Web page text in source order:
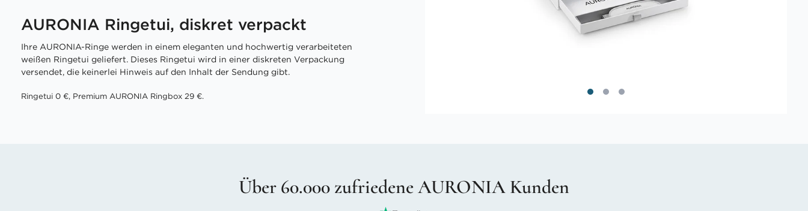
AURONIA Ringetui, diskret verpackt
Ihre AURONIA-Ringe werden in einem eleganten und hochwertig verarbeiteten
weißen Ringetui geliefert. Dieses Ringetui wird in einer diskreten Verpackung
versendet, die keinerlei Hinweis auf den Inhalt der Sendung gibt.
Ringetui 0 €, Premium AURONIA Ringbox 29 €.
Über 60.000 zufriedene AURONIA Kunden